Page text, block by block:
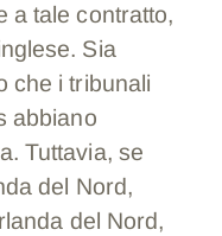
a tale contratto,
Sia
che i tribunali
abbiano
Tuttavia, se
del Nord,
del Nord,